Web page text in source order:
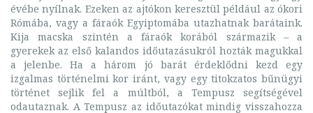
évébe nyílnak. Ezeken az ajtókon keresztül például az ókori
Rómába, vagy a fáraók Egyiptomába utazhatnak barátaink.
Kija macska szintén a fáraók korából származik – a
gyerekek az első kalandos időutazásukról hozták magukkal
a jelenbe. Ha a három jó barát érdeklődni kezd egy
izgalmas történelmi kor iránt, vagy egy titokzatos bűnügyi
történet sejlik fel a múltból, a Tempusz segítségével
odautaznak. A Tempusz az időutazókat mindig visszahozza